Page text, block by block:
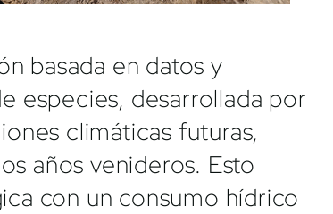
basada en datos y
especies, desarrollada por
climáticas futuras,
años venideros. Esto
con un consumo hídrico